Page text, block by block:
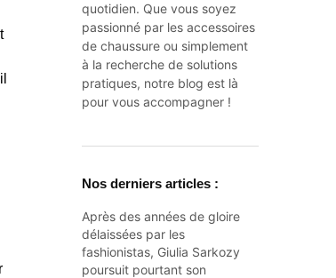
quotidien. Que vous soyez
passionné par les accessoires
de chaussure ou simplement
à la recherche de solutions
pratiques, notre blog est là
pour vous accompagner !
Nos derniers articles :
Après des années de gloire
délaissées par les
fashionistas, Giulia Sarkozy
poursuit pourtant son